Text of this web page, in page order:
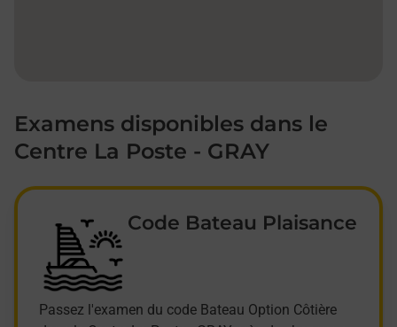
Examens disponibles dans le
Centre La Poste - GRAY
Code Bateau Plaisance
Passez l'examen du code Bateau Option Côtière